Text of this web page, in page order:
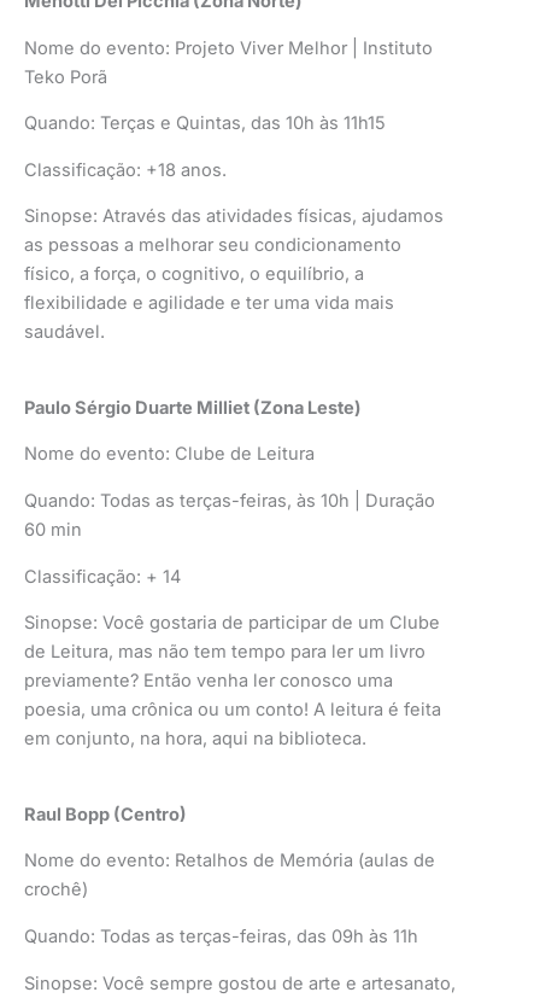
Nome do evento: Projeto Viver Melhor | Instituto
Teko Porã
Quando: Terças e Quintas, das 10h às 11h15
Classificação: +18 anos.
Sinopse: Através das atividades físicas, ajudamos
as pessoas a melhorar seu condicionamento
físico, a força, o cognitivo, o equilíbrio, a
flexibilidade e agilidade e ter uma vida mais
saudável.
Paulo Sérgio Duarte Milliet (Zona Leste)
Nome do evento: Clube de Leitura
Quando: Todas as terças-feiras, às 10h | Duração
60 min
Classificação: + 14
Sinopse: Você gostaria de participar de um Clube
de Leitura, mas não tem tempo para ler um livro
previamente? Então venha ler conosco uma
poesia, uma crônica ou um conto! A leitura é feita
em conjunto, na hora, aqui na biblioteca.
Raul Bopp (Centro)
Nome do evento: Retalhos de Memória (aulas de
crochê)
Quando: Todas as terças-feiras, das 09h às 11h
Sinopse: Você sempre gostou de arte e artesanato,